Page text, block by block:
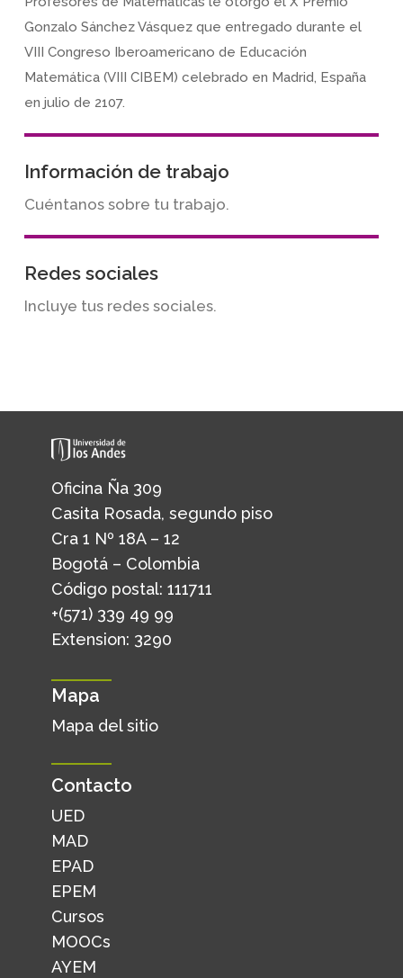
Gonzalo Sánchez Vásquez que entregado durante el
VIII Congreso Iberoamericano de Educación
Matemática (VIII CIBEM) celebrado en Madrid, España
en julio de 2107.
Información de trabajo
Cuéntanos sobre tu trabajo.
Redes sociales
Incluye tus redes sociales.
Oficina Ña 309
Casita Rosada, segundo piso
Cra 1 Nº 18A – 12
Bogotá – Colombia
Código postal: 111711
+(571) 339 49 99
Extension: 3290
Mapa
Mapa del sitio
Contacto
UED
MAD
EPAD
EPEM
Cursos
MOOCs
AYEM